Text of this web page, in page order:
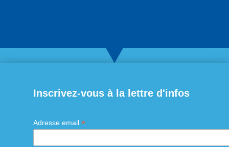
Inscrivez-vous à la lettre d'infos
Adresse email *